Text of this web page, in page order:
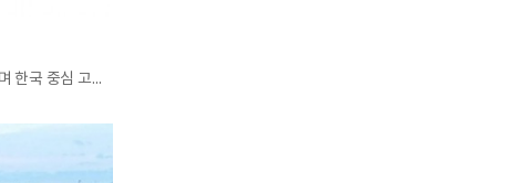
SK하이닉스가 중국 충칭 후공정 공장 자산의 지분 일부 매각을 포함한 재편 옵션을 검토하며 한국 중심 고대역폭메모리 생산 역량 강화에 나선다.블룸버그는 7일(현지시각) SK하이닉스가 30억 달러(약 4조 2315억 원...